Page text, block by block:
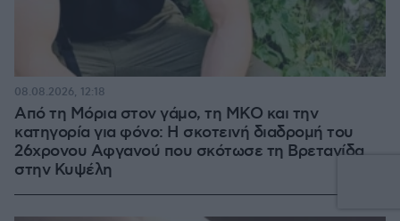
Από τη Μόρια στον γάμο, τη ΜΚΟ και την
κατηγορία για φόνο: Η σκοτεινή διαδρομή του
26χρονου Αφγανού που σκότωσε τη Βρετανίδα
στην Κυψέλη
08.08.2026, 12:18